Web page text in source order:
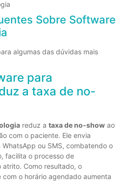
Sobre Software
algumas das dúvidas mais
para
a taxa de no-
reduz ataxa de no-show ao
com o paciente. Ele envia
ou SMS, combatendo o
facilita o processo de
atrito. Como resultado, o
o horário agendado aumenta